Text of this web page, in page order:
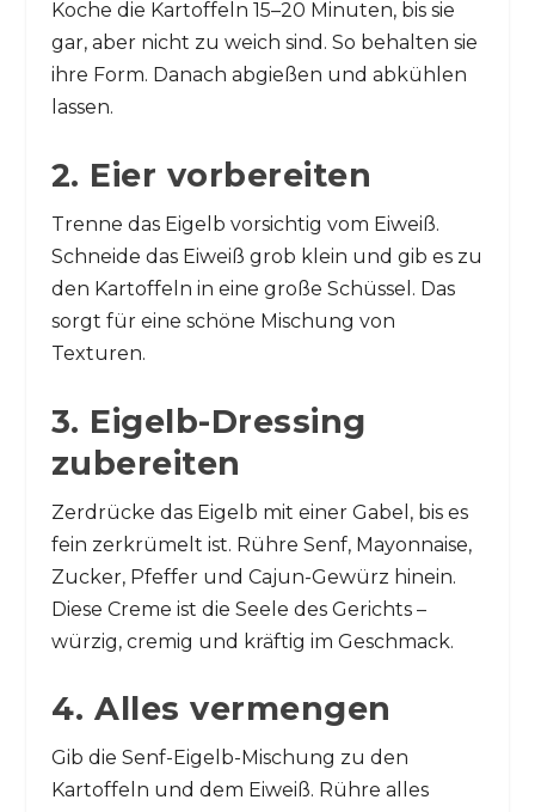
Koche die Kartoffeln 15–20 Minuten, bis sie
gar, aber nicht zu weich sind. So behalten sie
ihre Form. Danach abgießen und abkühlen
lassen.
2. Eier vorbereiten
Trenne das Eigelb vorsichtig vom Eiweiß.
Schneide das Eiweiß grob klein und gib es zu
den Kartoffeln in eine große Schüssel. Das
sorgt für eine schöne Mischung von
Texturen.
3. Eigelb-Dressing
zubereiten
Zerdrücke das Eigelb mit einer Gabel, bis es
fein zerkrümelt ist. Rühre Senf, Mayonnaise,
Zucker, Pfeffer und Cajun-Gewürz hinein.
Diese Creme ist die Seele des Gerichts –
würzig, cremig und kräftig im Geschmack.
4. Alles vermengen
Gib die Senf-Eigelb-Mischung zu den
Kartoffeln und dem Eiweiß. Rühre alles